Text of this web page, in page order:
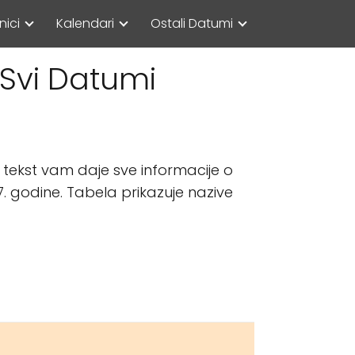
Kalendari Ostali Datumi
Datumi
tekst vam daje sve informacije o
godine. Tabela prikazuje nazive